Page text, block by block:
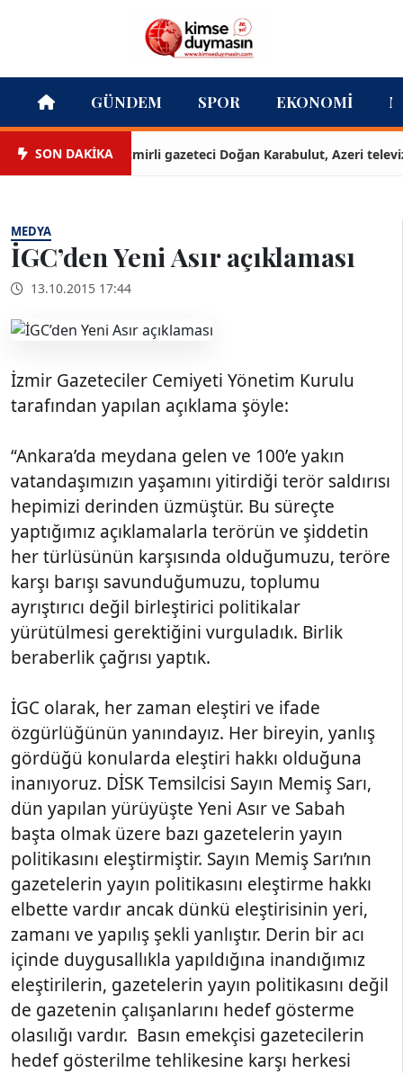
GÜNDEM SPOR EKONOMI
SON DAKİKAİzmirli gazeteci Doğan Karabulut, Azeri
MEDYA
İGC’den Yeni Asır açıklaması
13.10.2015 17:44
İzmir Gazeteciler Cemiyeti Yönetim Kurulu
tarafından yapılan açıklama şöyle:
“Ankara’da meydana gelen ve 100’e yakın
vatandaşımızın yaşamını yitirdiği terör saldırısı
hepimizi derinden üzmüştür. Bu süreçte
yaptığımız açıklamalarla terörün ve şiddetin
her türlüsünün karşısında olduğumuzu, teröre
karşı barışı savunduğumuzu, toplumu
ayrıştırıcı değil birleştirici politikalar
yürütülmesi gerektiğini vurguladık. Birlik
beraberlik çağrısı yaptık.
İGC olarak, her zaman eleştiri ve ifade
özgürlüğünün yanındayız. Her bireyin, yanlış
gördüğü konularda eleştiri hakkı olduğuna
inanıyoruz. DİSK Temsilcisi Sayın Memiş Sarı,
dün yapılan yürüyüşte Yeni Asır ve Sabah
başta olmak üzere bazı gazetelerin yayın
politikasını eleştirmiştir. Sayın Memiş Sarı’nın
gazetelerin yayın politikasını eleştirme hakkı
elbette vardır ancak dünkü eleştirisinin yeri,
zamanı ve yapılış şekli yanlıştır. Derin bir acı
içinde duygusallıkla yapıldığına inandığımız
eleştirilerin, gazetelerin yayın politikasını değil
de gazetenin çalışanlarını hedef gösterme
olasılığı vardır. Basın emekçisi gazetecilerin
hedef gösterilme tehlikesine karşı herkesi